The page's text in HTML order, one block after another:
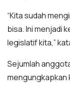
“Kita sudah
bisa. Ini menjadi
legislatif kita,”
Sejumlah
mengungkapkan